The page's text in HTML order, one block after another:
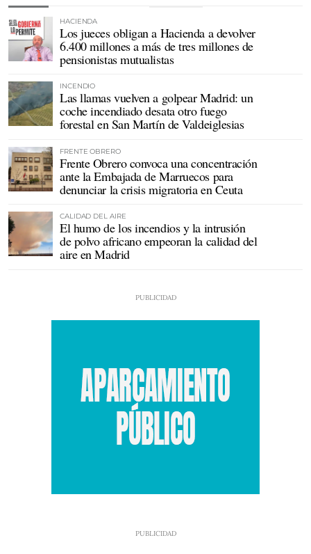
HACIENDA
Los jueces obligan a Hacienda a devolver
6.400 millones a más de tres millones de
pensionistas mutualistas
INCENDIO
Las llamas vuelven a golpear Madrid: un
coche incendiado desata otro fuego
forestal en San Martín de Valdeiglesias
FRENTE OBRERO
Frente Obrero convoca una concentración
ante la Embajada de Marruecos para
denunciar la crisis migratoria en Ceuta
CALIDAD DEL AIRE
El humo de los incendios y la intrusión
de polvo africano empeoran la calidad del
aire en Madrid